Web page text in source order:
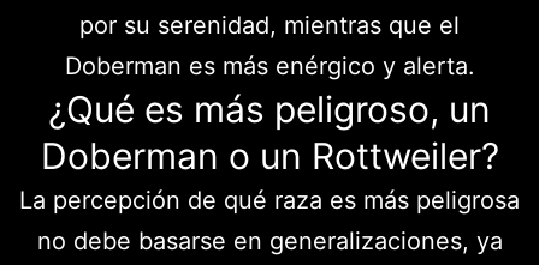
por su serenidad, mientras que el
Doberman es más enérgico y alerta.
¿Qué es más peligroso, un
Doberman o un Rottweiler?
La percepción de qué raza es más peligrosa
no debe basarse en generalizaciones, ya